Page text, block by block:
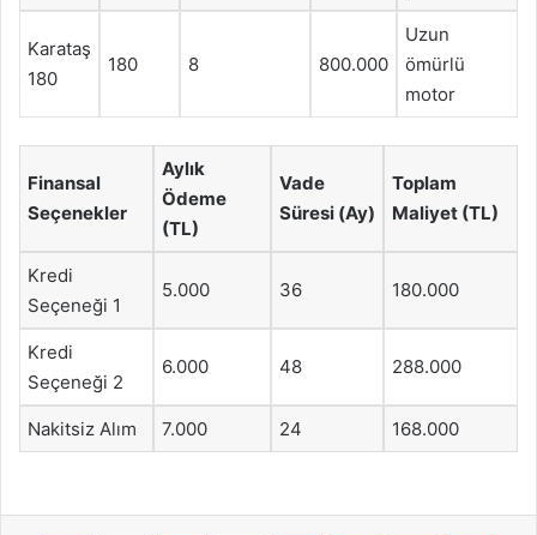
Karataş
180
180 8 800.000
Uzun
ömürlü
motor
Finansal
Seçenekler
Aylık
Ödeme
(TL)
Vade
Süresi (Ay)
Toplam
Maliyet (TL)
Kredi
Seçeneği 1
5.000 36 180.000
Kredi
Seçeneği 2
6.000 48 288.000
Nakitsiz Alım 7.000 24 168.000